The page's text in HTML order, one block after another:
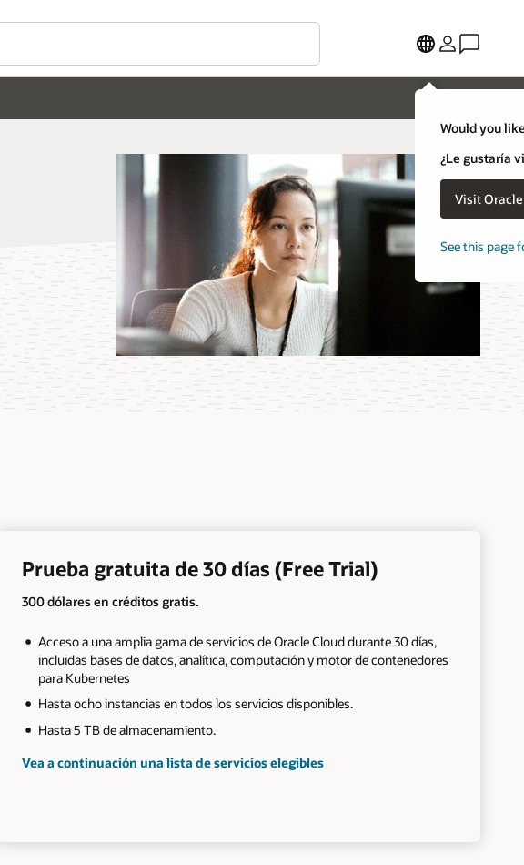
Would you
¿Le gustaría
Visit
See this page
Prueba gratuita de 30 días (Free Trial)
300 dólares en créditos gratis.
Acceso a una amplia gama de servicios de Oracle Cloud durante 30 días,
incluidas bases de datos, analítica, computación y motor de contenedores
para Kubernetes
Hasta ocho instancias en todos los servicios disponibles.
Hasta 5 TB de almacenamiento.
Vea a continuación una lista de servicios elegibles